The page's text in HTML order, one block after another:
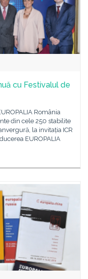
cu Festivalul de
România
din cele 250 stabilite
la invitația ICR
EUROPALIA